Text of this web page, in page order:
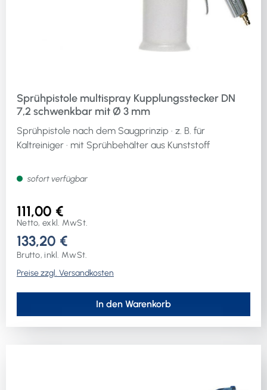
Sprühpistole multispray Kupplungsstecker DN
7,2 schwenkbar mit Ø 3 mm
Sprühpistole nach dem Saugprinzip · z. B. für
Kaltreiniger · mit Sprühbehälter aus Kunststoff
sofort verfügbar
111,00 €
Netto, exkl. MwSt.
133,20 €
Brutto, inkl. MwSt.
Preise zzgl. Versandkosten
In den Warenkorb